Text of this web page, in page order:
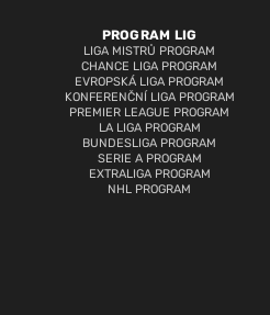
PROGRAM LIG
LIGA MISTRŮ PROGRAM
CHANCE LIGA PROGRAM
EVROPSKÁ LIGA PROGRAM
KONFERENČNÍ LIGA PROGRAM
PREMIER LEAGUE PROGRAM
LA LIGA PROGRAM
BUNDESLIGA PROGRAM
SERIE A PROGRAM
EXTRALIGA PROGRAM
NHL PROGRAM